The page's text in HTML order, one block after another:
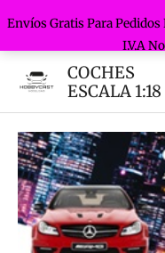
Envíos Gratis Para
I.V.A
COCHES
ESCALA 1:18